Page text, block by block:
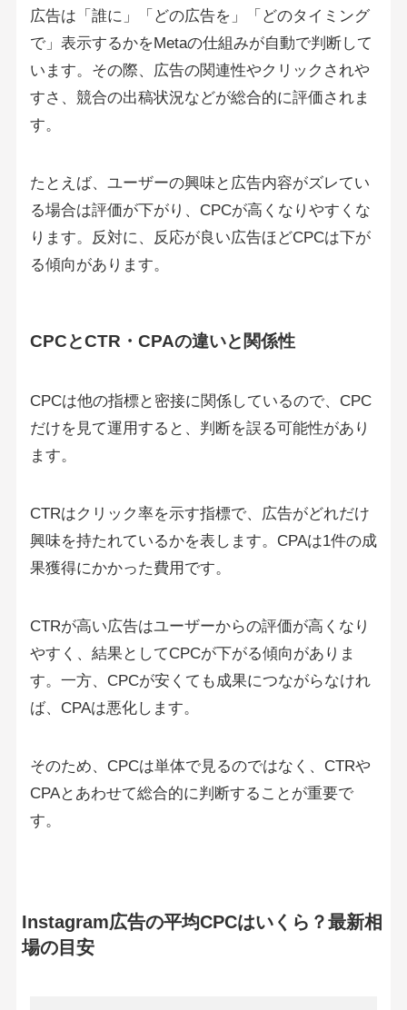
広告は「誰に」「どの広告を」「どのタイミング
で」表示するかをMetaの仕組みが自動で判断して
います。その際、広告の関連性やクリックされや
すさ、競合の出稿状況などが総合的に評価されま
す。
たとえば、ユーザーの興味と広告内容がズレてい
る場合は評価が下がり、CPCが高くなりやすくな
ります。反対に、反応が良い広告ほどCPCは下が
る傾向があります。
CPCとCTR・CPAの違いと関係性
CPCは他の指標と密接に関係しているので、CPC
だけを見て運用すると、判断を誤る可能性があり
ます。
CTRはクリック率を示す指標で、広告がどれだけ
興味を持たれているかを表します。CPAは1件の成
果獲得にかかった費用です。
CTRが高い広告はユーザーからの評価が高くなり
やすく、結果としてCPCが下がる傾向がありま
す。一方、CPCが安くても成果につながらなけれ
ば、CPAは悪化します。
そのため、CPCは単体で見るのではなく、CTRや
CPAとあわせて総合的に判断することが重要で
す。
Instagram広告の平均CPCはいくら？最新相
場の目安